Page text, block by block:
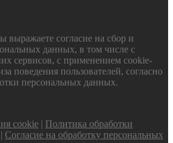
выражаете согласие на сбор и
данных, в том числе с
сервисов, с применением cookie-
поведения пользователей, согласно
персональных данных.
cookie | Политика обработки
| Согласие на обработку персональных